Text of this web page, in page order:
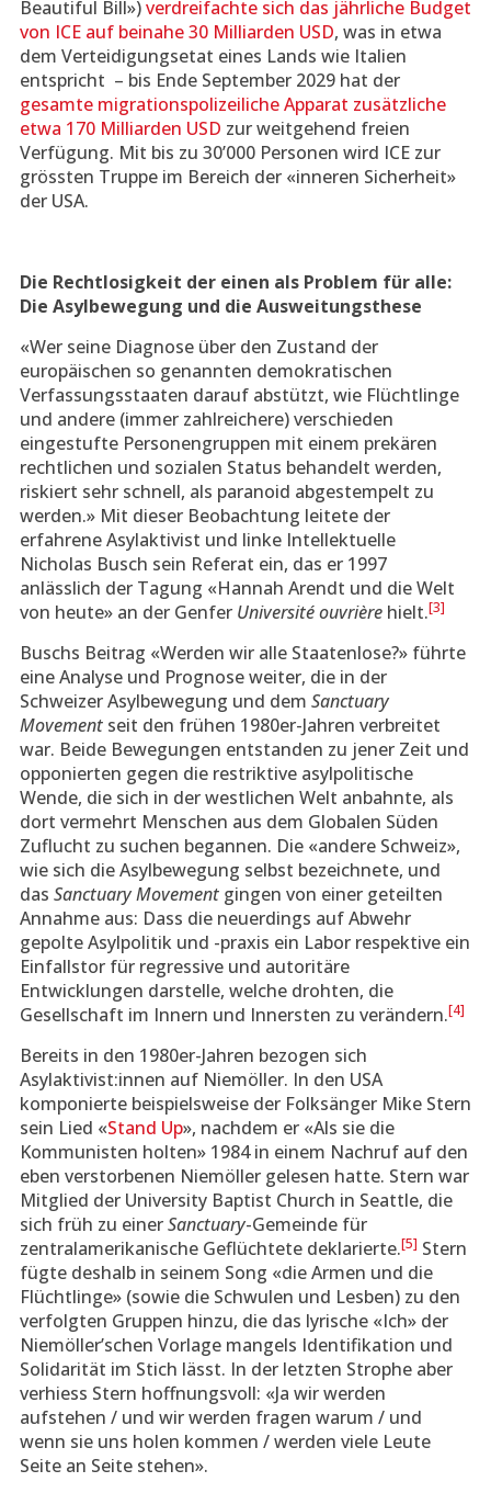
Beautiful Bill»)verdreifachte sich das jährliche Budget
von ICE auf beinahe 30 Milliarden USD, was in etwa
dem Verteidigungsetat eines Lands wie Italien
entspricht – bis Ende September 2029 hat der
gesamte migrationspolizeiliche Apparat zusätzliche
etwa 170 Milliarden USD zur weitgehend freien
Verfügung. Mit bis zu 30’000 Personen wird ICE zur
grössten Truppe im Bereich der «inneren Sicherheit»
der USA.
Die Rechtlosigkeit der einen als Problem für alle:
Die Asylbewegung und die Ausweitungsthese
«Wer seine Diagnose über den Zustand der
europäischen so genannten demokratischen
Verfassungsstaaten darauf abstützt, wie Flüchtlinge
und andere (immer zahlreichere) verschieden
eingestufte Personengruppen mit einem prekären
rechtlichen und sozialen Status behandelt werden,
riskiert sehr schnell, als paranoid abgestempelt zu
werden.» Mit dieser Beobachtung leitete der
erfahrene Asylaktivist und linke Intellektuelle
Nicholas Busch sein Referat ein, das er 1997
anlässlich der Tagung «Hannah Arendt und die Welt
von heute» an der Genfer Université ouvrièrehielt.[3]
Buschs Beitrag «Werden wir alle Staatenlose?» führte
eine Analyse und Prognose weiter, die in der
Schweizer Asylbewegung und dem Sanctuary
Movementseit den frühen 1980er-Jahren verbreitet
war. Beide Bewegungen entstanden zu jener Zeit und
opponierten gegen die restriktive asylpolitische
Wende, die sich in der westlichen Welt anbahnte, als
dort vermehrt Menschen aus dem Globalen Süden
Zuflucht zu suchen begannen. Die «andere Schweiz»,
wie sich die Asylbewegung selbst bezeichnete, und
das Sanctuary Movementgingen von einer geteilten
Annahme aus: Dass die neuerdings auf Abwehr
gepolte Asylpolitik und -praxis ein Labor respektive ein
Einfallstor für regressive und autoritäre
Entwicklungen darstelle, welche drohten, die
Gesellschaft im Innern und Innersten zu verändern.[4]
Bereits in den 1980er-Jahren bezogen sich
Asylaktivist:innen auf Niemöller. In den USA
komponierte beispielsweise der Folksänger Mike Stern
sein Lied «Stand Up», nachdem er «Als sie die
Kommunisten holten» 1984 in einem Nachruf auf den
eben verstorbenen Niemöller gelesen hatte. Stern war
Mitglied der University Baptist Church in Seattle, die
sich früh zu einerSanctuary-Gemeinde für
zentralamerikanische Geflüchtete deklarierte.[5] Stern
fügte deshalb in seinem Song «die Armen und die
Flüchtlinge» (sowie die Schwulen und Lesben) zu den
verfolgten Gruppen hinzu, die das lyrische «Ich» der
Niemöller’schen Vorlage mangels Identifikation und
Solidarität im Stich lässt. In der letzten Strophe aber
verhiess Stern hoffnungsvoll: «Ja wir werden
aufstehen / und wir werden fragen warum / und
wenn sie uns holen kommen / werden viele Leute
Seite an Seite stehen».